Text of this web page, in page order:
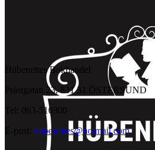
Hübenettes Bokhandel
Prästgatan 23, 831 31 ÖSTERSUND
Tel: 063-510300
E-post: hubenettes@hotmail.com